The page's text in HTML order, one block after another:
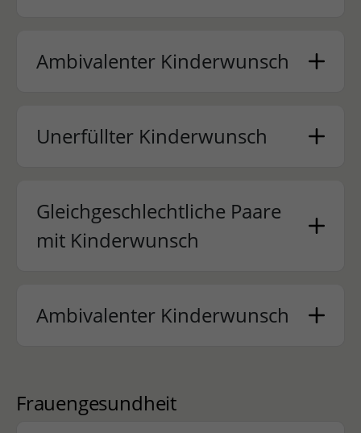
Ambivalenter Kinderwunsch
Unerfüllter Kinderwunsch
Gleichgeschlechtliche Paare
mit Kinderwunsch
Ambivalenter Kinderwunsch
Frauengesundheit